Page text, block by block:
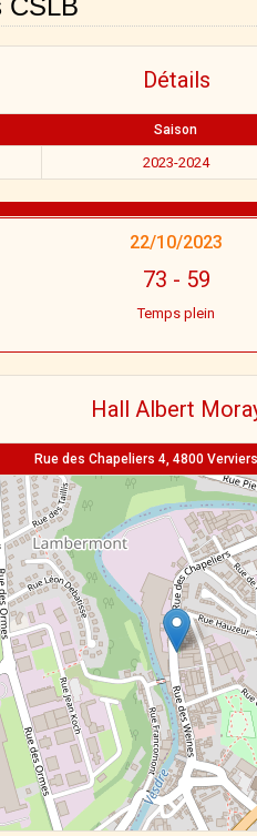
CSLB
Détails
Saison
2023-2024
22/10/2023
73 - 59
Temps plein
Hall Albert
Rue des Chapeliers 4, 4800